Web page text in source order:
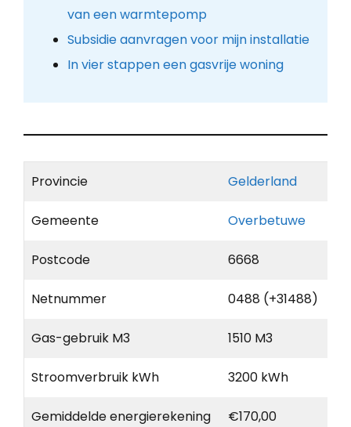
van een warmtepomp
Subsidie aanvragen voor mijn installatie
In vier stappen een gasvrije woning
Provincie Gelderland
Gemeente Overbetuwe
Postcode 6668
Netnummer 0488 (+31488)
Gas-gebruik M3 1510 M3
Stroomverbruik kWh 3200 kWh
Gemiddelde energierekening €170,00